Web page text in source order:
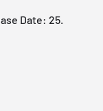
Date: 25.